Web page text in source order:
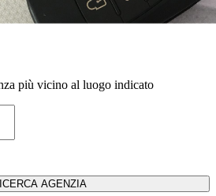
più vicino al luogo indicato